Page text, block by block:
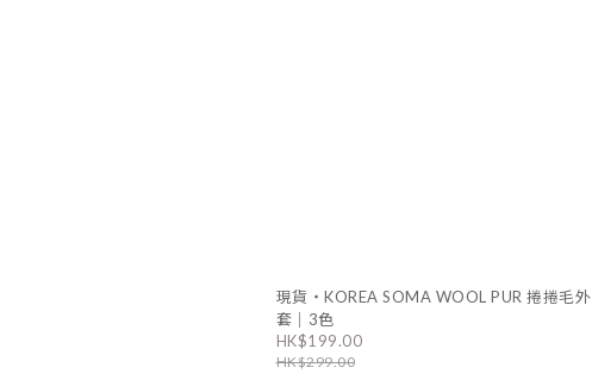
現貨・KOREA SOMA WOOL PUR 捲捲毛外
套｜3色
HK$199.00
HK$299.00